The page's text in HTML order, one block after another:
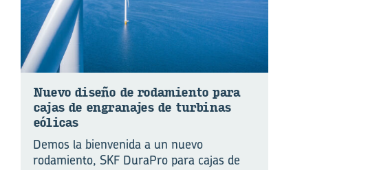
Nuevo di­se­ño de ro­da­mien­to para
cajas de en­gra­na­jes de tur­bi­nas
eó­li­cas
Demos la bienvenida a un nuevo
rodamiento, SKF DuraPro para cajas de